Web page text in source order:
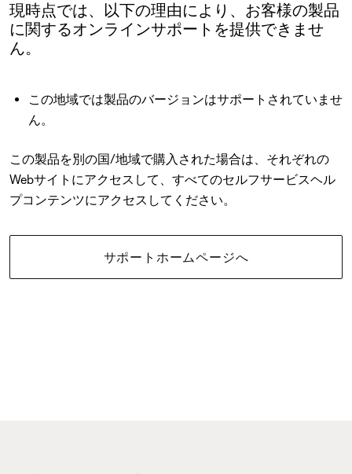
現時点では、以下の理由により、お客様の製品
に関するオンラインサポートを提供できませ
ん。
この地域では製品のバージョンはサポートされていませ
ん。
この製品を別の国/地域で購入された場合は、それぞれの
Webサイトにアクセスして、すべてのセルフサービスヘル
プコンテンツにアクセスしてください。
サポートホームページへ